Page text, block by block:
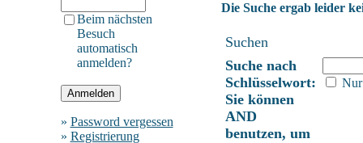
Beim nächsten
Besuch
automatisch
anmelden?
» Password vergessen
» Registrierung
Die Suche ergab leider
Suchen
Suche nach
Schlüsselwort:
Sie können
AND
benutzen, um